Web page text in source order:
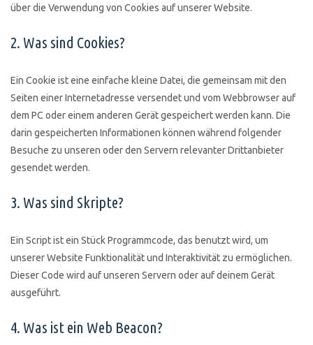
über die Verwendung von Cookies auf unserer Website.
2. Was sind Cookies?
Ein Cookie ist eine einfache kleine Datei, die gemeinsam mit den
Seiten einer Internetadresse versendet und vom Webbrowser auf
dem PC oder einem anderen Gerät gespeichert werden kann. Die
darin gespeicherten Informationen können während folgender
Besuche zu unseren oder den Servern relevanter Drittanbieter
gesendet werden.
3. Was sind Skripte?
Ein Script ist ein Stück Programmcode, das benutzt wird, um
unserer Website Funktionalität und Interaktivität zu ermöglichen.
Dieser Code wird auf unseren Servern oder auf deinem Gerät
ausgeführt.
4. Was ist ein Web Beacon?